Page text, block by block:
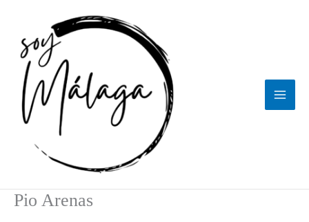
contenido
Pio Arenas